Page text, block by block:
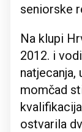
seniorske
Na klupi
2012. i
natjecanja,
momčad
ostvarila